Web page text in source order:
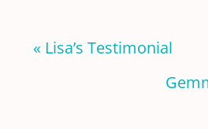
« Lisa’s Testimonial